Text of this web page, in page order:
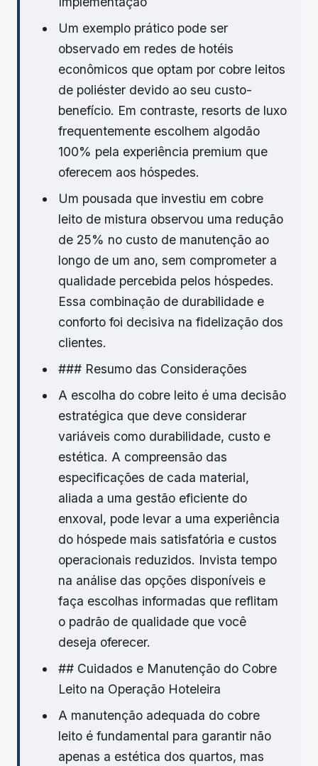
Um exemplo prático pode ser
observado em redes de hotéis
econômicos que optam por cobre leitos
de poliéster devido ao seu custo-
benefício. Em contraste, resorts de luxo
frequentemente escolhem algodão
100% pela experiência premium que
oferecem aos hóspedes.
Um pousada que investiu em cobre
leito de mistura observou uma redução
de 25% no custo de manutenção ao
longo de um ano, sem comprometer a
qualidade percebida pelos hóspedes.
Essa combinação de durabilidade e
conforto foi decisiva na fidelização dos
clientes.
### Resumo das Considerações
A escolha do cobre leito é uma decisão
estratégica que deve considerar
variáveis como durabilidade, custo e
estética. A compreensão das
especificações de cada material,
aliada a uma gestão eficiente do
enxoval, pode levar a uma experiência
do hóspede mais satisfatória e custos
operacionais reduzidos. Invista tempo
na análise das opções disponíveis e
faça escolhas informadas que reflitam
o padrão de qualidade que você
deseja oferecer.
## Cuidados e Manutenção do Cobre
Leito na Operação Hoteleira
A manutenção adequada do cobre
leito é fundamental para garantir não
apenas a estética dos quartos, mas